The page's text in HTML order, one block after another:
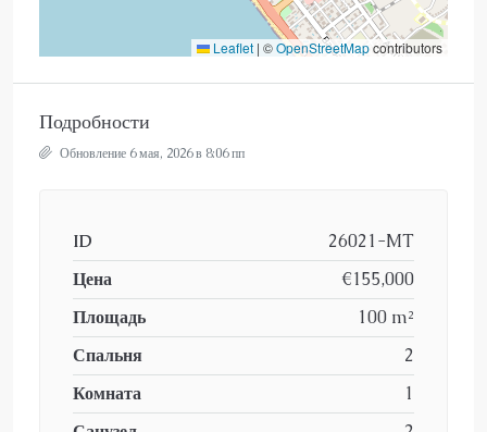
Leaflet | ©OpenStreetMapcontributors
Подробности
Обновление 6 мая, 2026 в 8:06 пп
ID
26021-MT
Цена
€155,000
Площадь
100 m²
Спальня
2
Комната
1